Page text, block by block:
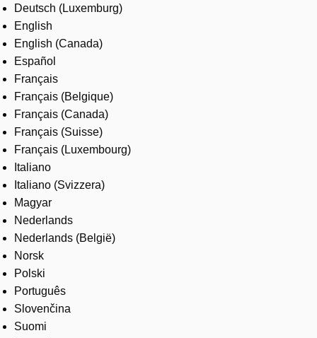
Contact us
Careers
Deutsch (Luxemburg)
English
English (Canada)
Español
Français
Français (Belgique)
Français (Canada)
Français (Suisse)
Français (Luxembourg)
Italiano
Italiano (Svizzera)
Magyar
Nederlands
Nederlands (België)
Norsk
Polski
Português
Slovenčina
Suomi